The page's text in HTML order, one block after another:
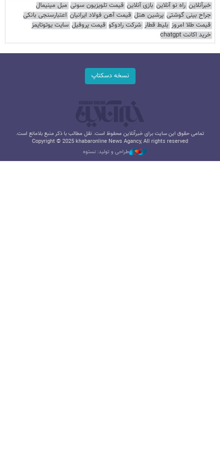
خبرآنلاین راه نو آنلاین بازی آنلاین قیمت تلویزیون سونی مبل مینیمال
جراح بینی گوشتی پرشین هتل قیمت آهن فولاد ایرانیان اعتبارسنجی بانکی
قیمت طلا امروز بلیط قطار شرکت رادوکو قیمت پروفیل سایت یوتوتایمز
خرید اکانت chatgpt
نسخه دسکتاپ
تمامی حقوق این سایت برای خبرآنلاین محفوظ است. نقل مطالب با ذکر منبع بلامانع است.
Copyright © 2025 khabaronline News Agancy, All rights reserved
طراحی و تولید: نستوه